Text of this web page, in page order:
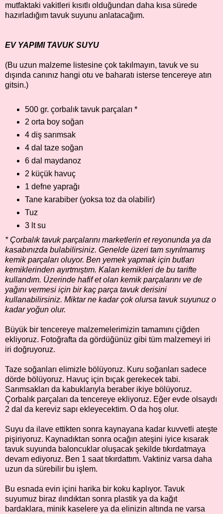
mutfaktaki vakitleri kısıtlı olduğundan daha kısa sürede
hazırladığım tavuk suyunu anlatacağım.
EV YAPIMI TAVUK SUYU
(Bu uzun malzeme listesine çok takılmayın, tavuk ve su
dışında canınız hangi otu ve baharatı isterse tencereye atın
gitsin.)
500 gr. çorbalık tavuk parçaları *
2 orta boy soğan
4 diş sarımsak
4 dal taze soğan
6 dal maydanoz
2 küçük havuç
1 defne yaprağı
Tane karabiber (yoksa toz da olabilir)
Tuz
3 lt su
* Çorbalık tavuk parçalarını marketlerin et reyonunda ya da
kasabınızda bulabilirsiniz. Genelde üzeri tam sıyrılmamış
kemik parçaları oluyor. Ben yemek yapmak için butları
kemiklerinden ayırtmıştım. Kalan kemikleri de bu tarifte
kullandım. Üzerinde hafif et olan kemik parçalarını ve de
yağını vermesi için bir kaç parça tavuk derisini
kullanabilirsiniz. Miktar ne kadar çok olursa tavuk suyunuz o
kadar yoğun olur.
Büyük bir tencereye malzemelerimizin tamamını çiğden
ekliyoruz. Fotoğrafta da gördüğünüz gibi tüm malzemeyi iri
iri doğruyoruz.
Taze soğanları elimizle bölüyoruz. Kuru soğanları sadece
dörde bölüyoruz. Havuç için bıçak gerekecek tabi.
Sarımsakları da kabuklarıyla beraber ikiye bölüyoruz.
Çorbalık parçaları da tencereye ekliyoruz. Eğer evde olsaydı
2 dal da kereviz sapı ekleyecektim. O da hoş olur.
Suyu da ilave ettikten sonra kaynayana kadar kuvvetli ateşte
pişiriyoruz. Kaynadıktan sonra ocağın ateşini iyice kısarak
tavuk suyunda baloncuklar oluşacak şekilde tıkırdatmaya
devam ediyoruz. Ben 1 saat tıkırdattım. Vaktiniz varsa daha
uzun da sürebilir bu işlem.
Bu esnada evin içini harika bir koku kaplıyor. Tavuk
suyumuz biraz ılındıktan sonra plastik ya da kağıt
bardaklara, minik kaselere ya da elinizin altında ne varsa